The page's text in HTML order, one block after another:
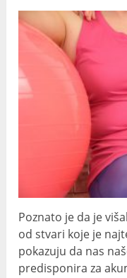
Poznato je da je
od stvari koje je
pokazuju da nas
predisponira za